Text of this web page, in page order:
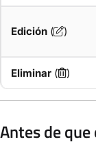
Edición ( )
Eliminar ( )
Antes de